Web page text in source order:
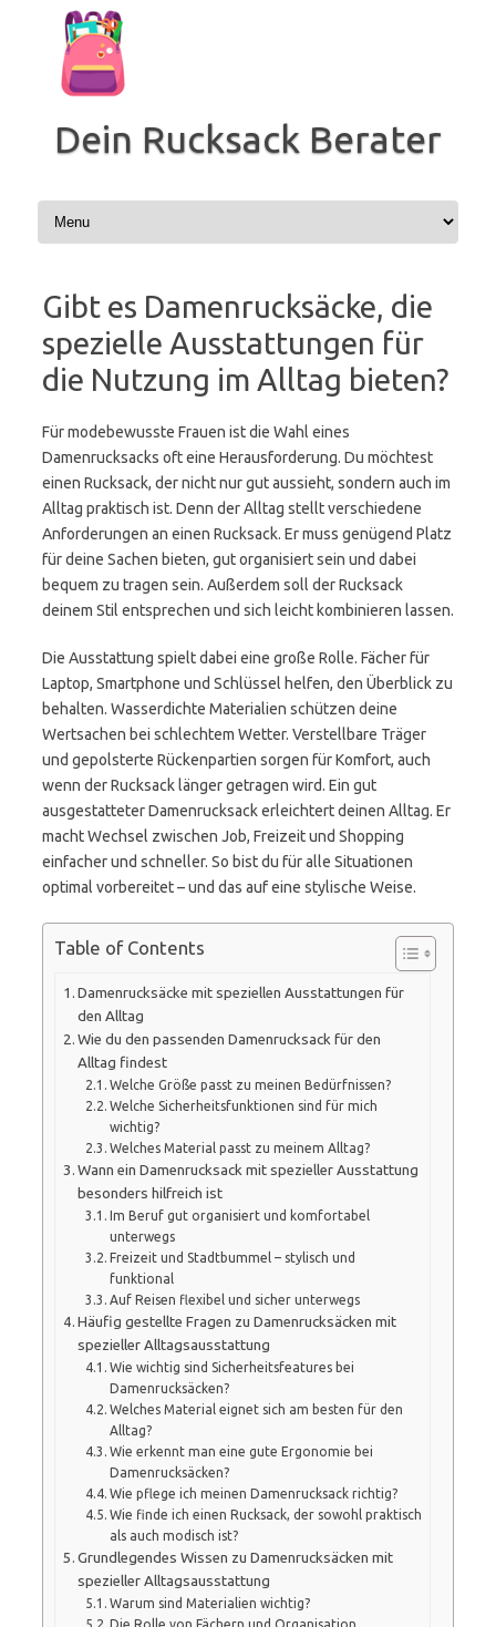
springen
Dein Rucksack Berater
Gibt es Damenrucksäcke, die
spezielle Ausstattungen für
die Nutzung im Alltag bieten?
Für modebewusste Frauen ist die Wahl eines
Damenrucksacks oft eine Herausforderung. Du möchtest
einen Rucksack, der nicht nur gut aussieht, sondern auch im
Alltag praktisch ist. Denn der Alltag stellt verschiedene
Anforderungen an einen Rucksack. Er muss genügend Platz
für deine Sachen bieten, gut organisiert sein und dabei
bequem zu tragen sein. Außerdem soll der Rucksack
deinem Stil entsprechen und sich leicht kombinieren lassen.
Die Ausstattung spielt dabei eine große Rolle. Fächer für
Laptop, Smartphone und Schlüssel helfen, den Überblick zu
behalten. Wasserdichte Materialien schützen deine
Wertsachen bei schlechtem Wetter. Verstellbare Träger
und gepolsterte Rückenpartien sorgen für Komfort, auch
wenn der Rucksack länger getragen wird. Ein gut
ausgestatteter Damenrucksack erleichtert deinen Alltag. Er
macht Wechsel zwischen Job, Freizeit und Shopping
einfacher und schneller. So bist du für alle Situationen
optimal vorbereitet – und das auf eine stylische Weise.
Table of Contents
Damenrucksäcke mit speziellen Ausstattungen für
den Alltag
Wie du den passenden Damenrucksack für den
Alltag findest
Welche Größe passt zu meinen Bedürfnissen?
Welche Sicherheitsfunktionen sind für mich
wichtig?
Welches Material passt zu meinem Alltag?
Wann ein Damenrucksack mit spezieller Ausstattung
besonders hilfreich ist
Im Beruf gut organisiert und komfortabel
unterwegs
Freizeit und Stadtbummel – stylisch und
funktional
Auf Reisen flexibel und sicher unterwegs
Häufig gestellte Fragen zu Damenrucksäcken mit
spezieller Alltagsausstattung
Wie wichtig sind Sicherheitsfeatures bei
Damenrucksäcken?
Welches Material eignet sich am besten für den
Alltag?
Wie erkennt man eine gute Ergonomie bei
Damenrucksäcken?
Wie pflege ich meinen Damenrucksack richtig?
Wie finde ich einen Rucksack, der sowohl praktisch
als auch modisch ist?
Grundlegendes Wissen zu Damenrucksäcken mit
spezieller Alltagsausstattung
Warum sind Materialien wichtig?
Die Rolle von Fächern und Organisation